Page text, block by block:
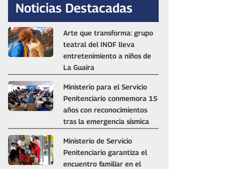
Noticias Destacadas
Arte que transforma: grupo
teatral del INOF lleva
entretenimiento a niños de
La Guaira
Ministerio para el Servicio
Penitenciario conmemora 15
años con reconocimientos
tras la emergencia sísmica
Ministerio de Servicio
Penitenciario garantiza el
encuentro familiar en el